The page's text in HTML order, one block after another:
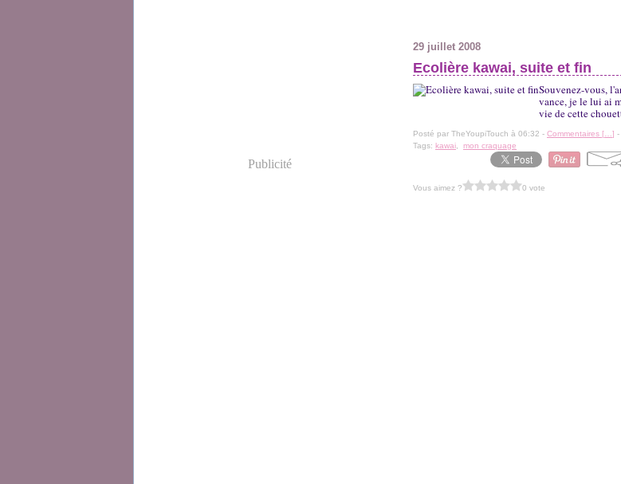
Publicité
29 juillet 2008
Ecolière kawai, suite et fin
Souvenez-vous,
vance, je le lui ai
vie de cette
Posté par TheYoupiTouch à 06:32 - Commentaires [ ] -
Tags: kawai mon craquage
Vous aimez ? 0 vote